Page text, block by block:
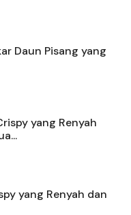
Daun Pisang yang
yang Renyah
yang Renyah dan